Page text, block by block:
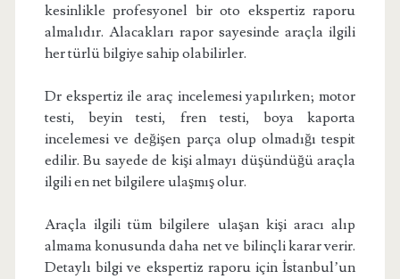
kesinlikle profesyonel bir oto ekspertiz raporu
almalıdır. Alacakları rapor sayesinde araçla ilgili
her türlü bilgiye sahip olabilirler.
Dr ekspertiz ile araç incelemesi yapılırken; motor
testi, beyin testi, fren testi, boya kaporta
incelemesi ve değişen parça olup olmadığı tespit
edilir. Bu sayede de kişi almayı düşündüğü araçla
ilgili en net bilgilere ulaşmış olur.
Araçla ilgili tüm bilgilere ulaşan kişi aracı alıp
almama konusunda daha net ve bilinçli karar verir.
Detaylı bilgi ve ekspertiz raporu için İstanbul’un